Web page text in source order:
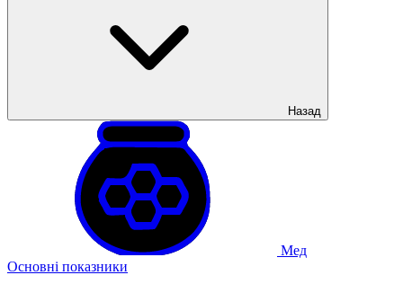
Назад
Мед
Основні показники